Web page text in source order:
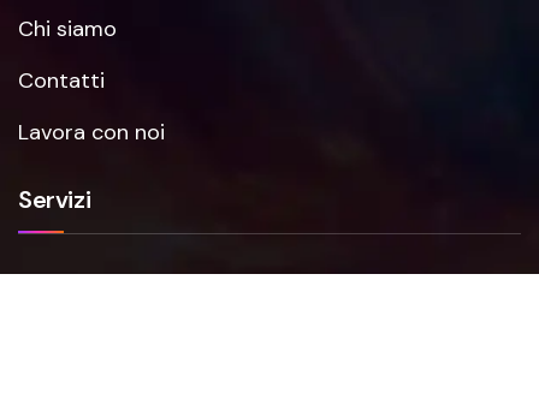
Chi siamo
Contatti
Lavora con noi
Servizi
Smartfense